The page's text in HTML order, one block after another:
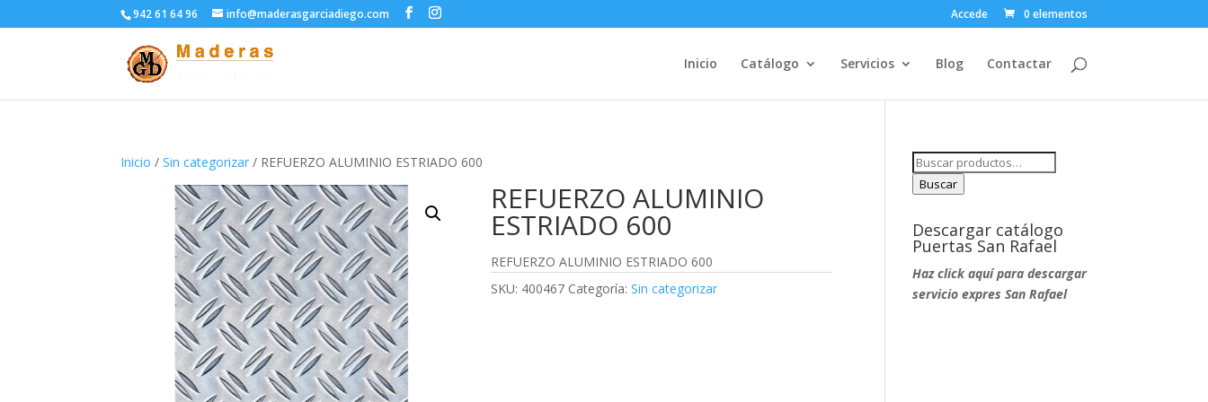
942 61 64 96 info@maderasgarciadiego.com Accede 0 elementos
Inicio Catálogo Servicios Blog Contactar
Inicio /Sin categorizar / REFUERZO ALUMINIO ESTRIADO 600
REFUERZO ALUMINIO
ESTRIADO 600
REFUERZO ALUMINIO ESTRIADO 600
SKU: 400467 Categoría:Sin categorizar
Buscar
por:
Buscar
Descargar catálogo
Puertas San Rafael
Haz click aquí para descargar
servicio expres San Rafael